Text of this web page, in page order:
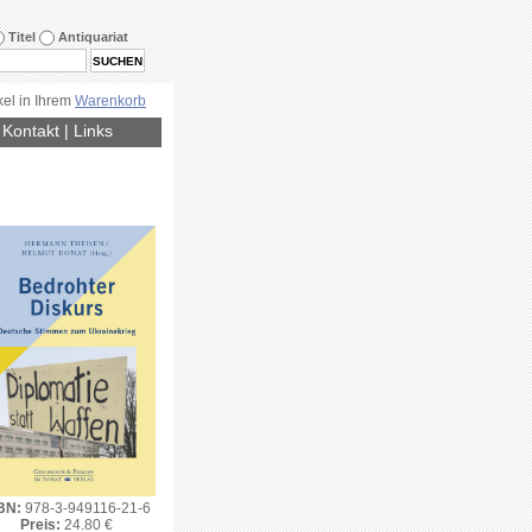
Titel Antiquariat
in Ihrem Warenkorb
Kontakt| Links
978-3-949116-21-6
Preis: 24.80 €